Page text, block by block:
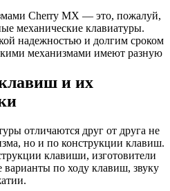
Cherry MX — это, пожалуй,
механические клавиатуры.
надежностью и долгим сроком
механизмами имеют разную
и их
отличаются друг от друга не
но и по конструкции клавиш.
клавиши, изготовители
варианты по ходу клавиш, звуку